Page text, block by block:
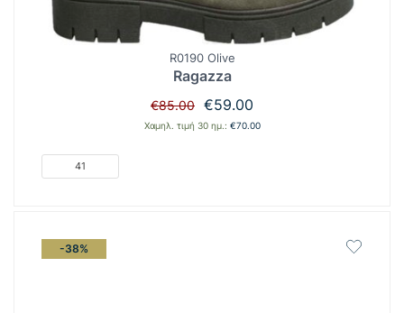
R0190 Olive
Ragazza
€85.00 Original
price
€59.00
τρέχουσα
Χαμηλ. τιμή 30 ημ.: €70.00
41
-38%